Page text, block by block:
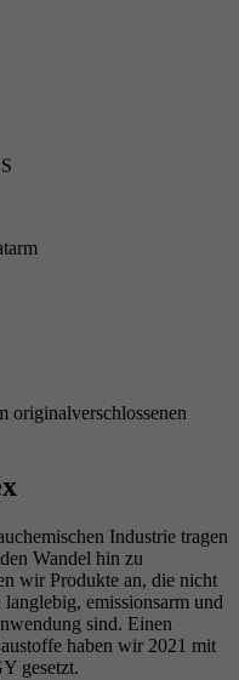
originalverschlossenen
Industrie tragen
Wandel hin zu
wir Produkte an, die nicht
emissionsarm und
sind. Einen
haben wir 2021 mit
gesetzt.